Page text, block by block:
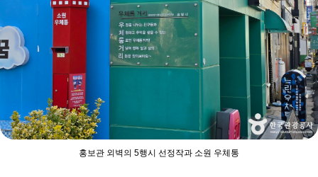
홍보관 외벽의 5행시 선정작과 소원 우체통